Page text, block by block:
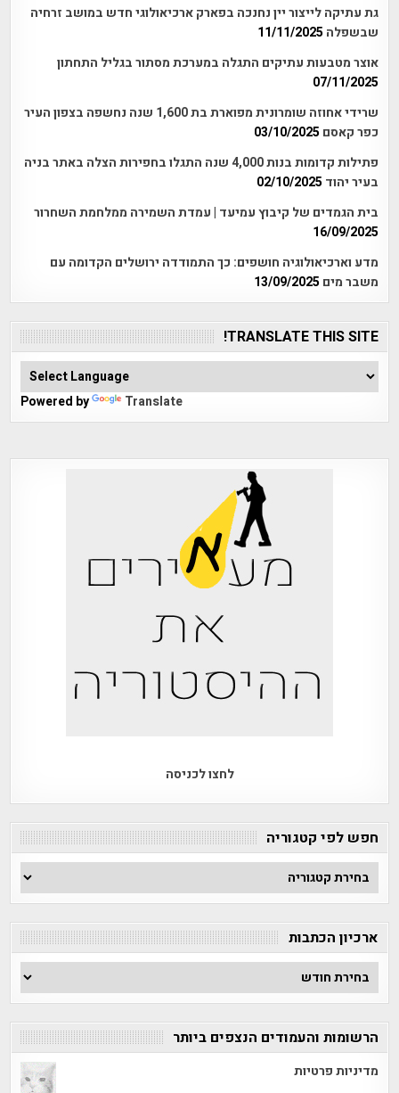
גת עתיקה לייצור יין נחנכה בפארק ארכיאולוגי חדש במושב זרחיה
שבשפלה 11/11/2025
אוצר מטבעות עתיקים התגלה במערכת מסתור בגליל התחתון
07/11/2025
שרידי אחוזה שומרונית מפוארת בת 1,600 שנה נחשפה בצפון העיר
כפר קאסם 03/10/2025
פתילות קדומות בנות 4,000 שנה התגלו בחפירות הצלה באתר בניה
בעיר יהוד 02/10/2025
בית הגמדים של קיבוץ עמיעד | עמדת השמירה ממלחמת השחרור
16/09/2025
מדע וארכיאולוגיה חושפים: כך התמודדה ירושלים הקדומה עם
משבר מים 13/09/2025
TRANSLATE THIS SITE!
Powered by Translate
לחצו לכניסה
חפש לפי קטגוריה
חפש
לפי
קטגוריה
ארכיון הכתבות
ארכיון
הכתבות
הרשומות והעמודים הנצפים ביותר
מדיניות פרטיות